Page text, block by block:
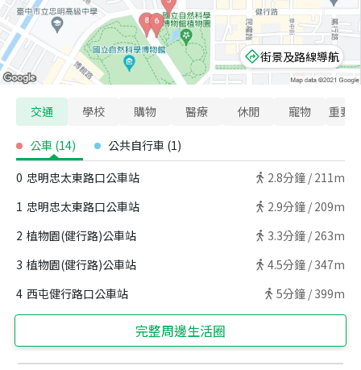
街景及路線導航
交通 學校 購物 醫療 休閒 寵物 重要
公車 (14) 公共自行車 (1)
0 忠明忠太東路口公車站 2.8分鐘 / 211m
1 忠明忠太東路口公車站 2.9分鐘 / 209m
2 植物園(健行路)公車站 3.3分鐘 / 263m
3 植物園(健行路)公車站 4.5分鐘 / 347m
4 西屯健行路口公車站 5分鐘 / 399m
完整周邊生活圈